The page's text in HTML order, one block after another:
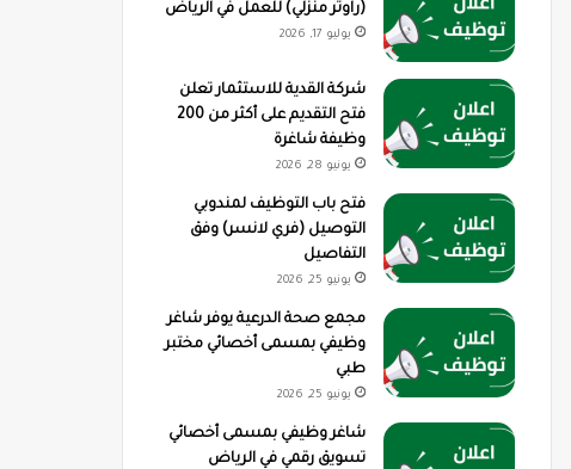
(راوتر منزلي) للعمل في الرياض
يوليو 17, 2026
شركة القدية للاستثمار تعلن
فتح التقديم على أكثر من 200
وظيفة شاغرة
يونيو 28, 2026
فتح باب التوظيف لمندوبي
التوصيل (فري لانسر) وفق
التفاصيل
يونيو 25, 2026
مجمع صحة الدرعية يوفر شاغر
وظيفي بمسمى أخصائي مختبر
طبي
يونيو 25, 2026
شاغر وظيفي بمسمى أخصائي
تسويق رقمي في الرياض